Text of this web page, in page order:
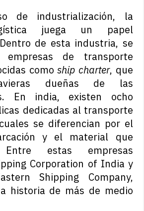
de industrialización, la
juega un papel
de esta industria, se
empresas de transporte
comoship charter, que
dueñas de las
En india, existen ocho
dedicadas al transporte
se diferencian por el
y el material que
Entre estas empresas
Corporation of India y
Shipping Company,
historia de más de medio